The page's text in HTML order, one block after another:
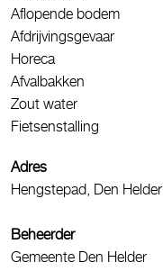
Aflopende bodem
Afdrijvingsgevaar
Horeca
Afvalbakken
Zout water
Fietsenstalling
Adres
Hengstepad, Den Helder
Beheerder
Gemeente Den Helder